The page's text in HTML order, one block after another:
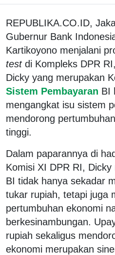
REPUBLIKA.CO.ID,
Gubernur Bank
Kartikoyono menjalani
testdi Kompleks DPR
Dicky yang merupakan
Sistem Pembayaran BI
mengangkat isu sistem
mendorong
tinggi.
Dalam paparannya di
Komisi XI DPR RI,
BI tidak hanya sekadar
tukar rupiah, tetapi juga
pertumbuhan ekonomi
berkesinambungan.
rupiah sekaligus
ekonomi merupakan